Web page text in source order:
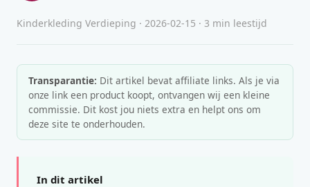
Kinderkleding Verdieping · 2026-02-15 · 3 min leestijd
Transparantie: Dit artikel bevat affiliate links. Als je via
onze link een product koopt, ontvangen wij een kleine
commissie. Dit kost jou niets extra en helpt ons om
deze site te onderhouden.
In dit artikel